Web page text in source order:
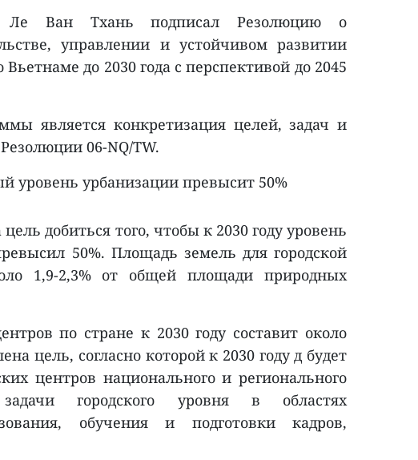
Ле Ван Тхань подписал Резолюцию о
управлении и устойчивом развитии
до 2030 года с перспективой до 2045
является конкретизация целей, задач и
06-NQ/TW.
уровень урбанизации превысит 50%
добиться того, чтобы к 2030 году уровень
50%. Площадь земель для городской
1,9-2,3% от общей площади природных
по стране к 2030 году составит около
цель, согласно которой к 2030 году д будет
центров национального и регионального
городского уровня в областях
обучения и подготовки кадров,